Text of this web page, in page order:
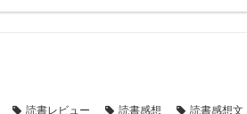
読書レビュー 読書感想 読書感想文